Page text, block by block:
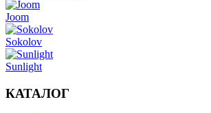
Joom
Sokolov
Sunlight
КАТАЛОГ